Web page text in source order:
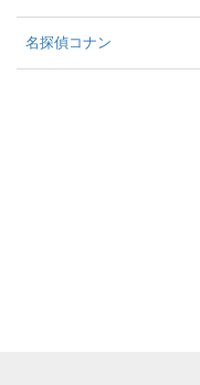
名探偵コナン